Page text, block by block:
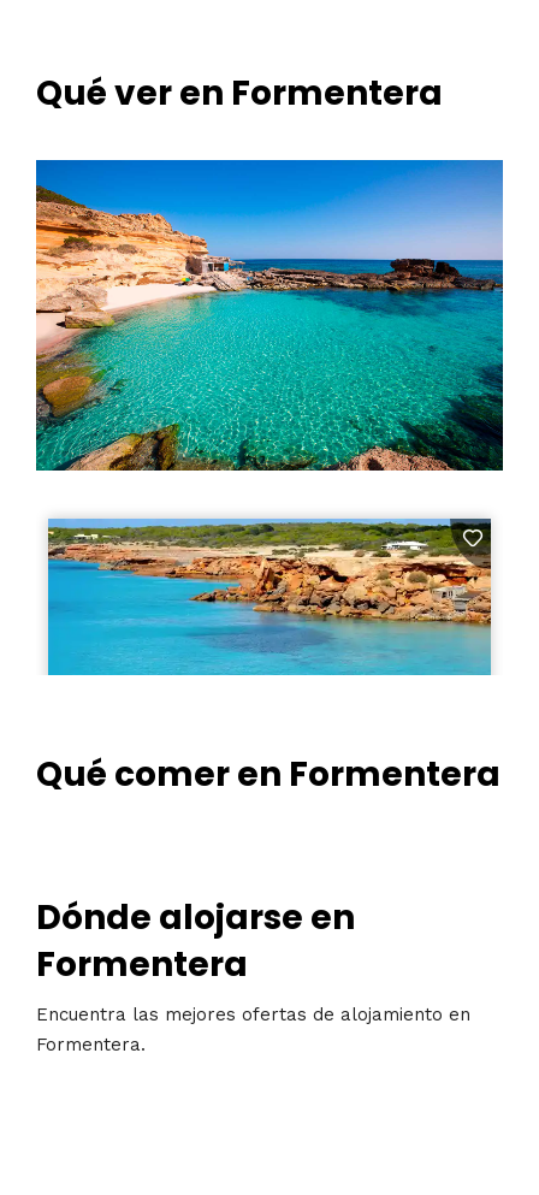
Qué ver en Formentera
Qué comer en Formentera
Dónde alojarse en
Formentera
Encuentra las mejores ofertas de alojamiento en
Formentera.